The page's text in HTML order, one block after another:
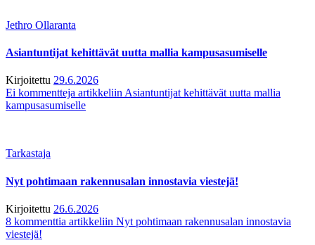
Jethro Ollaranta
Asiantuntijat kehittävät uutta mallia kampusasumiselle
Kirjoitettu 29.6.2026
Ei kommentteja artikkeliin Asiantuntijat kehittävät uutta mallia
kampusasumiselle
Tarkastaja
Nyt pohtimaan rakennusalan innostavia viestejä!
Kirjoitettu 26.6.2026
8 kommenttia artikkeliin Nyt pohtimaan rakennusalan innostavia
viestejä!